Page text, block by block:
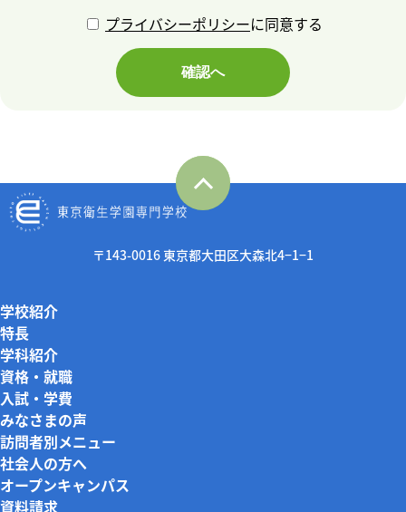
プライバシーポリシーに同意する
確認へ
〒143-0016 東京都大田区大森北4−1−1
学校紹介
特長
学科紹介
資格・就職
入試・学費
みなさまの声
訪問者別メニュー
社会人の方へ
オープンキャンパス
資料請求